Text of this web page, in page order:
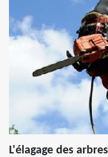
L'élagage des